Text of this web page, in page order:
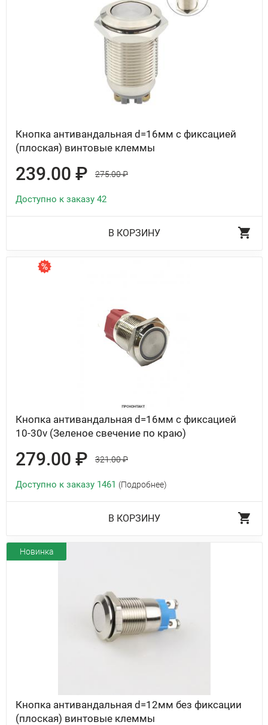
Кнопка антивандальная d=16мм с фиксацией
(плоская) винтовые клеммы
239.00 ₽ 275.00 ₽
Доступно к заказу 42
В КОРЗИНУ
Кнопка антивандальная d=16мм с фиксацией
10-30v (Зеленое свечение по краю)
279.00 ₽ 321.00 ₽
Доступно к заказу 1461 (Подробнее)
В КОРЗИНУ
Кнопка антивандальная d=12мм без фиксации
(плоская) винтовые клеммы
Новинка